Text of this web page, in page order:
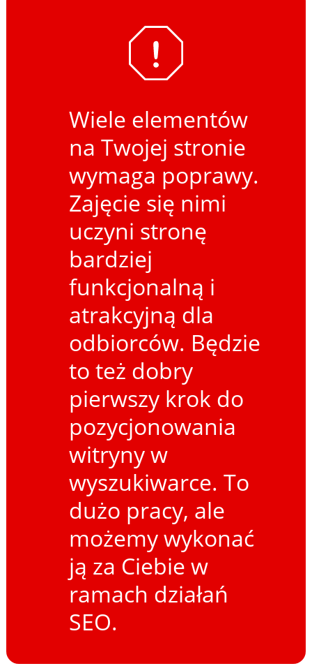
Wiele elementów
na Twojej stronie
wymaga poprawy.
Zajęcie się nimi
uczyni stronę
bardziej
funkcjonalną i
atrakcyjną dla
odbiorców. Będzie
to też dobry
pierwszy krok do
pozycjonowania
witryny w
wyszukiwarce. To
dużo pracy, ale
możemy wykonać
ją za Ciebie w
ramach działań
SEO.